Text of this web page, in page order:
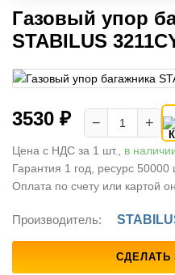
Газовый упор
STABILUS
3530 ₽ − +
Цена с НДС за 1 шт., в
Гарантия 1 год, ресурс 50000
Оплата по счету или картой
Производитель:
СДЕЛАТЬ